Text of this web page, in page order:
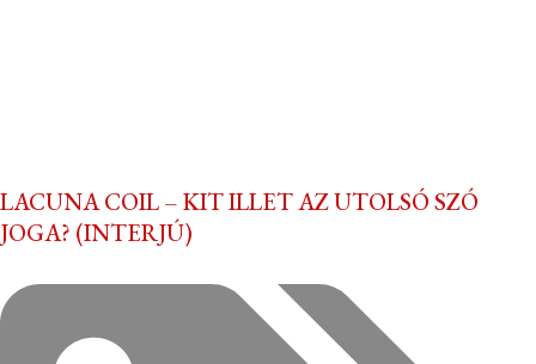
LACUNA COIL – KIT ILLET AZ UTOLSÓ SZÓ
JOGA? (INTERJÚ)